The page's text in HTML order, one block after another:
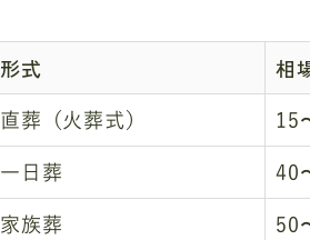
形式 相
直葬（火葬式） 15
一日葬 40
家族葬 50